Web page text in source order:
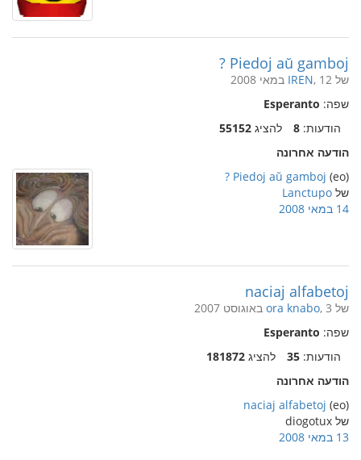
Piedoj aŭ gamboj ?
של IREN, 12 במאי 2008
שפה: Esperanto
הודעות: 8 להציג 55152
הודעה אחרונה
(eo)
Piedoj aŭ gamboj ?
של Lanctupo
14 במאי 2008
naciaj alfabetoj
של ora knabo, 3 באוגוסט 2007
שפה: Esperanto
הודעות: 35 להציג 181872
הודעה אחרונה
(eo)
naciaj alfabetoj
של diogotux
13 במאי 2008